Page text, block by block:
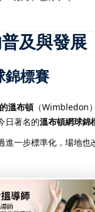
及與發展
錦標賽
溫布頓（Wimbledon
日著名的溫布頓網球錦
進一步標準化，場地也
的基本規範，並標誌